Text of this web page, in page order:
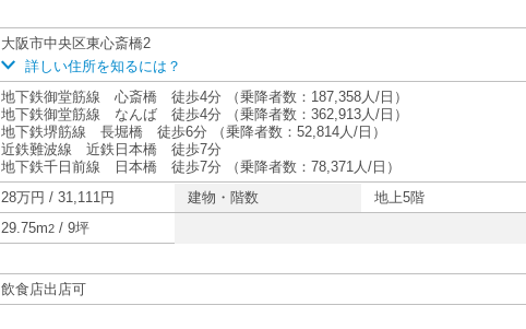
大阪市中央区東心斎橋2
詳しい住所を知るには？
地下鉄御堂筋線 心斎橋 徒歩4分 （乗降者数：187,358人/日）
地下鉄御堂筋線 なんば 徒歩4分 （乗降者数：362,913人/日）
地下鉄堺筋線 長堀橋 徒歩6分 （乗降者数：52,814人/日）
近鉄難波線 近鉄日本橋 徒歩7分
地下鉄千日前線 日本橋 徒歩7分 （乗降者数：78,371人/日）
28万円 / 31,111円 建物・階数
地上5階
29.75m2 / 9坪
飲食店出店可